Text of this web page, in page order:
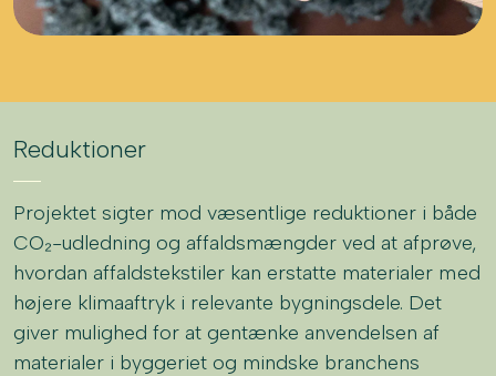
Reduktioner
Projektet sigter mod væsentlige reduktioner i både
CO₂-udledning og affaldsmængder ved at afprøve,
hvordan affaldstekstiler kan erstatte materialer med
højere klimaaftryk i relevante bygningsdele. Det
giver mulighed for at gentænke anvendelsen af
materialer i byggeriet og mindske branchens